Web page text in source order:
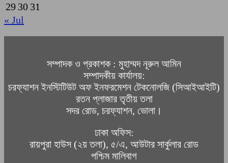
29 30 31
« Jul
সম্পাদক ও প্রকাশক : মুহাম্মদ নূরুল আমিন
সম্পাদকীয় কার্যালয়:
চরফ্যাশন ইনস্টিটিউট অফ ইনফরমেশন টেকনোলজি (সিআইআইটি)
রতন প্লাজার তৃতীয় তলা
সদর রোড, চরফ্যাশন, ভোলা।
ঢাকা অফিস:
রায়পুরা হাউস (২য় তলা), ৫/এ, আউটার সার্কুলার রোড
পশ্চিম মালিবাগ